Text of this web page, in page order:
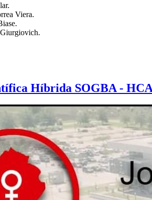
Viera.
Híbrida SOGBA -